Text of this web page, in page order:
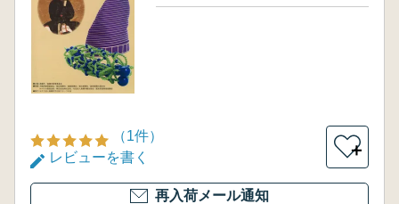
（1件）
レビューを書く
＋
再入荷メール通知